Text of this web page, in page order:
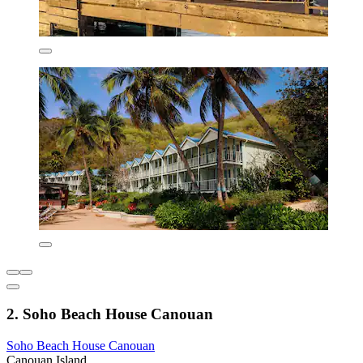
2. Soho Beach House Canouan
Soho Beach House Canouan
Canouan Island